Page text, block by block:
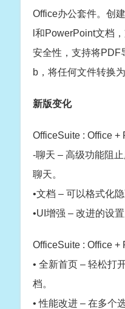
Office办公套件。创
l和PowerPoint文档
安全性，支持将PDF
b，将任何文件转换为
新版变化
OfficeSuite : Office +
-聊天 – 高级功能阻
聊天。
•文档 – 可以格式化隐
•UI增强 – 改进的设
OfficeSuite : Office +
• 全新首页 – 轻松打
档。
• 性能改进 – 在多个